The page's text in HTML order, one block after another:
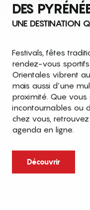
DES
UNE DESTINATION
Festivals, fêtes
rendez-vous sportifs
Orientales vibrent
mais aussi d’une
proximité. Que vous
incontournables ou
chez vous,
agenda en ligne.
Découvrir
Top des
cet été dans
Entre mer
caractère et
Pyrénées-
idéale pour